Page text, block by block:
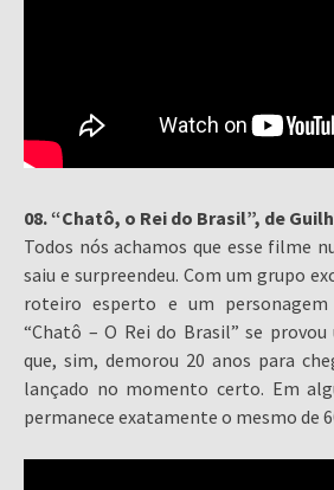
08. “Chatô, o Rei do Brasil”, de
Todos nós achamos que esse filme
saiu e surpreendeu. Com um grupo
roteiro esperto e um
“Chatô – O Rei do Brasil” se
que, sim, demorou 20 anos para
lançado no momento certo. Em
permanece exatamente o mesmo de